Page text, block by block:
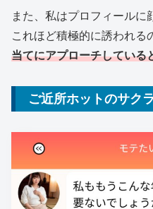
また、私はプロフィールに
これほど積極的に誘われる
当てにアプローチしている
ご近所ホットのサク